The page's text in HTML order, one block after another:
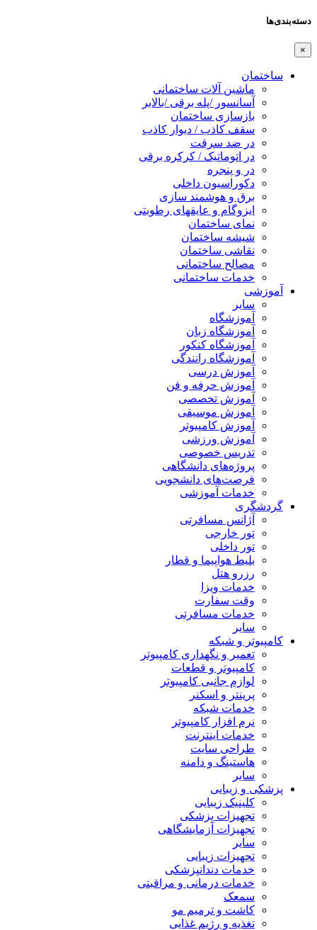
دسته‌بندی‌ها
×
ساختمان
ماشین آلات ساختمانی
آسانسور /پله برقی /بالابر
بازسازی ساختمان
سقف کاذب / دیوار کاذب
در ضد سرقت
در اتوماتیک / کرکره برقی
در و پنجره
دکوراسیون داخلی
برق و هوشمند سازی
ایزوگام و عایقهای رطوبتی
نمای ساختمان
شیشه ساختمان
نقاشی ساختمان
مصالح ساختمانی
خدمات ساختمانی
آموزشی
سایر
آموزشگاه
آموزشگاه زبان
آموزشگاه کنکور
آموزشگاه رانندگی
آموزش درسی
آموزش حرفه و فن
آموزش تخصصی
آموزش موسیقی
آموزش کامپیوتر
آموزش ورزشی
تدریس خصوصی
پروژه‌های دانشگاهی
فرصت‌های دانشجویی
خدمات آموزشی
گردشگری
آژانس مسافرتی
تور خارجی
تور داخلی
بلیط هواپیما و قطار
رزرو هتل
خدمات ویزا
وقت سفارت
خدمات مسافرتی
سایر
کامپیوتر و شبکه
تعمیر و نگهداری کامپیوتر
کامپیوتر و قطعات
لوازم جانبی کامپیوتر
پرینتر و اسکنر
خدمات شبکه
نرم افزار کامپیوتر
خدمات اینترنت
طراحی سایت
هاستینگ و دامنه
سایر
پزشکی و زیبایی
کلینیک زیبایی
تجهیزات پزشکی
تجهیزات آزمایشگاهی
سایر
تجهیزات زیبایی
خدمات دندانپزشکی
خدمات درمانی و مراقبتی
سمعک
کاشت و ترمیم مو
تغذیه و رژیم غذایی